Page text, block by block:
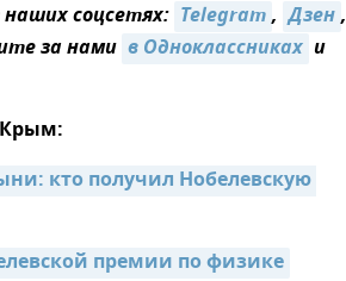
соцсетях: Telegram, Дзен,
за нами в Одноклассниках и
кто получил Нобелевскую
премии по физике